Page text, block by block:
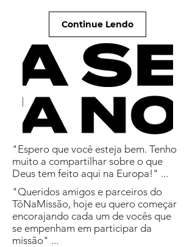
Continue Lendo
"Espero que você esteja bem. Tenho
muito a compartilhar sobre o que
Deus tem feito aqui na Europa!" ...
"Queridos amigos e parceiros do
TôNaMissão, hoje eu quero começar
encorajando cada um de vocês que
se empenham em participar da
missão" ...